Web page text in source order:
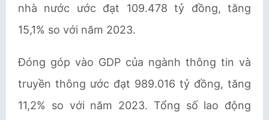
nhà nước ước đạt 109.478 tỷ đồng, tăng
15,1% so với năm 2023.
Đóng góp vào GDP của ngành thông tin và
truyền thông ước đạt 989.016 tỷ đồng, tăng
11,2% so với năm 2023. Tổng số lao động